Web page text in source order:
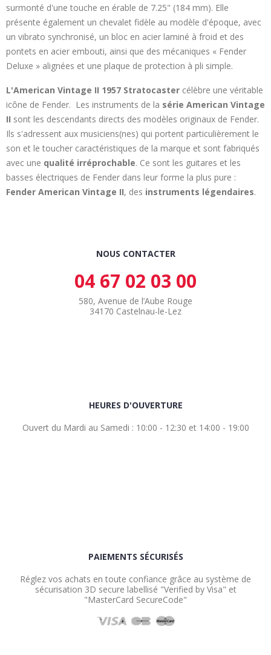
surmonté d'une touche en érable de 7.25" (184 mm). Elle
présente également un chevalet fidèle au modèle d'époque, avec
un vibrato synchronisé, un bloc en acier laminé à froid et des
pontets en acier embouti, ainsi que des mécaniques « Fender
Deluxe » alignées et une plaque de protection à pli simple.
L'American Vintage II 1957 Stratocaster célèbre une véritable
icône de Fender. Les instruments de la série American Vintage
II sont les descendants directs des modèles originaux de Fender.
Ils s'adressent aux musiciens(nes) qui portent particulièrement le
son et le toucher caractéristiques de la marque et sont fabriqués
avec une qualité irréprochable. Ce sont les guitares et les
basses électriques de Fender dans leur forme la plus pure :
Fender American Vintage II, des instruments légendaires.
NOUS CONTACTER
04 67 02 03 00
580, Avenue de l’Aube Rouge
34170 Castelnau-le-Lez
HEURES D'OUVERTURE
Ouvert du Mardi au Samedi : 10:00 - 12:30 et 14:00 - 19:00
PAIEMENTS SÉCURISÉS
Réglez vos achats en toute confiance grâce au système de
sécurisation 3D secure labellisé "Verified by Visa" et
"MasterCard SecureCode"